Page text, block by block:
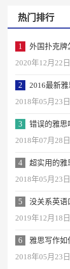
热门排行
1
外国扑克牌
2020年12月22
2
2016最新
2018年05月23
3
错误的雅思
2018年07月28
4
超实用的雅
2018年05月23
5
没关系英语
2019年12月18
6
雅思写作如
2018年05月23